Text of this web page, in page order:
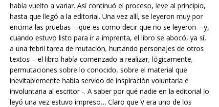
había vuelto a variar. Así continuó el proceso, leve al principio,
hasta que llegó a la editorial. Una vez allí, se leyeron muy por
encima las pruebas – que es como decir que no se leyeron – y,
cuando estuvo listo para ir a imprenta, el libro se abocó, ya sí,
a una febril tarea de mutación, hurtando personajes de otros
textos – el libro había comenzado a realizar, lógicamente,
permutaciones sobre lo conocido, sobre el material que
inevitablemente había servido de inspiración voluntaria e
involuntaria al escritor -. A saber por qué nadie en la editorial lo
leyó una vez estuvo impreso… Claro que V era uno de los